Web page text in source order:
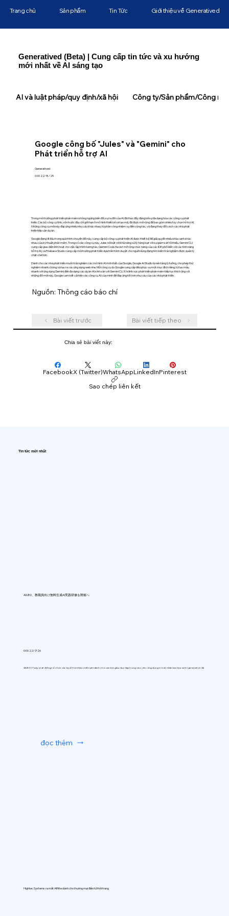
Generatived (Beta) | Cung cấp tin tức và xu hướng
mới nhất về AI sáng tạo
Google công bố "Jules" và "Gemini" cho
Phát triển hỗ trợ AI
Generatived
0:00 22/8/25
Trong môi trường phát triển phần mềm không ngừng biến đổi, sự ra đời của AI đã thúc đẩy đáng kể sự đa dạng hóa các công cụ phát
triển. Các bộ công cụ tĩnh, vốn trước đây chỉ giới hạn ở mô hình thiết kế và tạo mã, đã được mở rộng để bao gồm nhiều tùy chọn hỗ trợ AI.
Những công cụ mới này đáp ứng nhiều nhu cầu khác nhau, từ phân công nhiệm vụ đến cộng tác, và đang thay đổi cách các nhà phát
triển tiếp cận dự án.
Google đang đi đầu trong quá trình chuyển đổi này, cung cấp bộ công cụ phát triển AI được thiết kế để giải quyết nhiều khía cạnh khác
nhau của kỹ thuật phần mềm. Trong số các công cụ này, Jules nổi bật với khả năng xử lý hàng loạt với sự giám sát tối thiểu, Gemini CLI
cung cấp giao diện linh hoạt cho việc lập trình tương tác, Gemini Code Assist mở rộng chức năng của các IDE phổ biến với các tính năng
hỗ trợ AI, và Firebase Studio cung cấp môi trường phát triển dựa trên trình duyệt cho người dùng đang tìm kiếm trải nghiệm được quản lý
chặt chẽ hơn.
Dành cho các nhà phát triển muốn trải nghiệm các mô hình AI mới nhất của Google, Google AI Studio là nền tảng lý tưởng, cho phép thử
nghiệm nhanh chóng và tạo ra các ứng dụng web nhẹ. Mỗi công cụ do Google cung cấp đều phục vụ một mục đích riêng, từ tạo mẫu
nhanh với ứng dụng Gemini đến đa dạng các dự án AI sinh sản với Gemini CLI. Khi lĩnh vực phát triển phần mềm tiếp tục thích ứng với
những đổi mới này, Google cam kết cải tiến các công cụ AI của mình để đáp ứng tốt hơn nhu cầu của các nhà phát triển.
Nguồn: Thông cáo báo chí
Bài viết trước Bài viết tiếp theo
Trang chủ Sản phẩm Tin Tức Giới thiệu về Generatived
Chia sẻ bài viết này:
FacebookX (Twitter)WhatsAppLinkedInPinterest
Sao chép liên kết
AI và luật pháp/quy định/xã hội Công ty/Sản phẩm/Công
Tin tức mới nhất
AIUEO、教職員向け無料生成AI実践研修を開催へ
0:00 22/7/26
AIUEO (Tokyo) sẽ đồng tổ chức các buổi hội thảo miễn phí dành cho cán bộ giáo dục tập trung vào việc ứng dụng trí tuệ nhân tạo tạo sinh (generative AI)
đọc thêm
Hightec Systems ra mắt AIfitte dành cho thương mại điện tử thời trang